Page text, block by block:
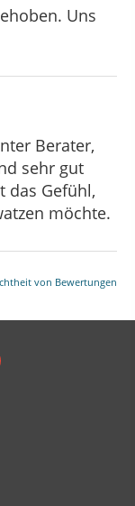
Uns
Berater,
sehr gut
das Gefühl,
möchte.
von Bewertungen